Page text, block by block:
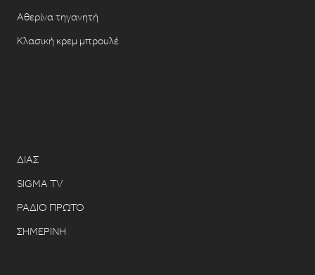
Αθερίνα τηγανητή
Κλασική κρεμ μπρουλέ
ΔΙΑΣ
SIGMA TV
ΡΑΔΙΟ ΠΡΩΤΟ
ΣΗΜΕΡΙΝΗ